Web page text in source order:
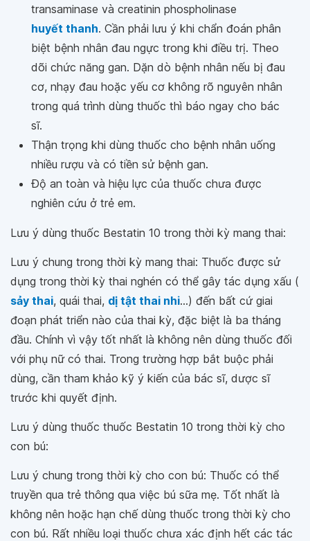
transaminase và creatinin phospholinase
huyết thanh. Cần phải lưu ý khi chẩn đoán phân
biệt bệnh nhân đau ngực trong khi điều trị. Theo
dõi chức năng gan. Dặn dò bệnh nhân nếu bị đau
cơ, nhạy đau hoặc yếu cơ không rõ nguyên nhân
trong quá trình dùng thuốc thì báo ngay cho bác
sĩ.
Thận trọng khi dùng thuốc cho bệnh nhân uống
nhiều rượu và có tiền sử bệnh gan.
Ðộ an toàn và hiệu lực của thuốc chưa được
nghiên cứu ở trẻ em.
Lưu ý dùng thuốc Bestatin 10 trong thời kỳ mang thai:
Lưu ý chung trong thời kỳ mang thai: Thuốc được sử
dụng trong thời kỳ thai nghén có thể gây tác dụng xấu (
sảy thai, quái thai, dị tật thai nhi...) đến bất cứ giai
đoạn phát triển nào của thai kỳ, đặc biệt là ba tháng
đầu. Chính vì vậy tốt nhất là không nên dùng thuốc đối
với phụ nữ có thai. Trong trường hợp bắt buộc phải
dùng, cần tham khảo kỹ ý kiến của bác sĩ, dược sĩ
trước khi quyết định.
Lưu ý dùng thuốc thuốc Bestatin 10 trong thời kỳ cho
con bú:
Lưu ý chung trong thời kỳ cho con bú: Thuốc có thể
truyền qua trẻ thông qua việc bú sữa mẹ. Tốt nhất là
không nên hoặc hạn chế dùng thuốc trong thời kỳ cho
con bú. Rất nhiều loại thuốc chưa xác định hết các tác